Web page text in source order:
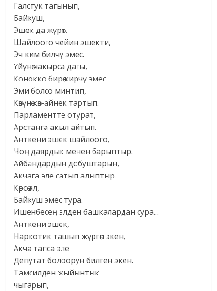
Галстук тагынып,
Байкуш,
Эшек да жүрөт.
Шайлоого чейин эшекти,
Эч ким билчү эмес.
Үйүнө чакырса дагы,
Конокко бирөө кирчү эмес.
Эми болсо минтип,
Көзүнө көз-айнек тартып.
Парламентте отурат,
Арстанга акыл айтып.
Анткени эшек шайлоого,
Чоң даярдык менен барыптыр.
Айбандардын добуштарын,
Акчага эле сатып алыптыр.
Көрсө ал,
Байкуш эмес тура.
Ишенбесең элден башкалардан сура…
Анткени эшек,
Наркотик ташып жүргөн экен,
Акча тапса эле
Депутат болоорун билген экен.
Тамсилден жыйынтык
чыгарып,